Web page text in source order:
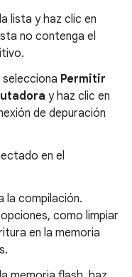
lista y haz clic en
no contenga el
Permitir
y haz clic en
de depuración
en el
la compilación.
como limpiar
en la memoria